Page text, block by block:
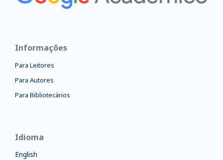
Informações
Para Leitores
Para Autores
Para Bibliotecários
Idioma
English